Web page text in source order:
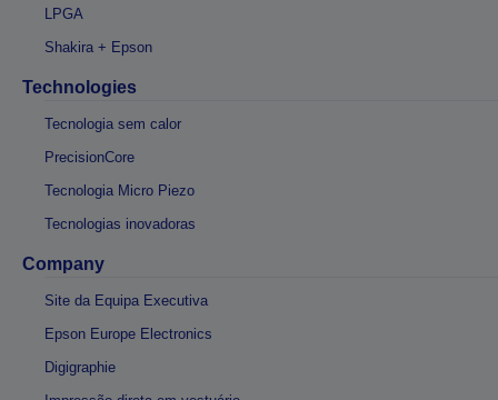
LPGA
Shakira + Epson
Technologies
Tecnologia sem calor
PrecisionCore
Tecnologia Micro Piezo
Tecnologias inovadoras
Company
Site da Equipa Executiva
Epson Europe Electronics
Digigraphie